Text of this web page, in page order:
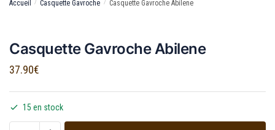
Accueil / Casquette Gavroche / Casquette Gavroche Abilene
Casquette Gavroche Abilene
37.90€
15 en stock